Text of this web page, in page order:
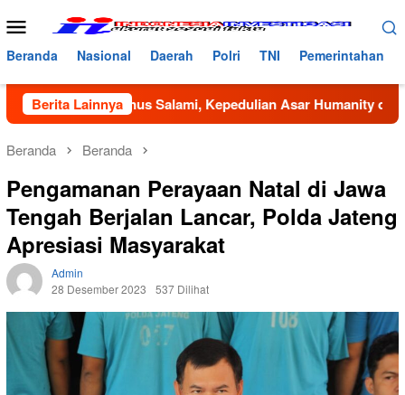
ke
konten
Menu
Mobile
Beranda Nasional Daerah Polri TNI Pemerintahan
Berita Lainnya
Salami, Kepedulian Asar Humanity dan Mahasiswa
Beranda Beranda
Pengamanan Perayaan Natal di Jawa
Tengah Berjalan Lancar, Polda Jateng
Apresiasi Masyarakat
Admin
28 Desember 2023
537 Dilihat